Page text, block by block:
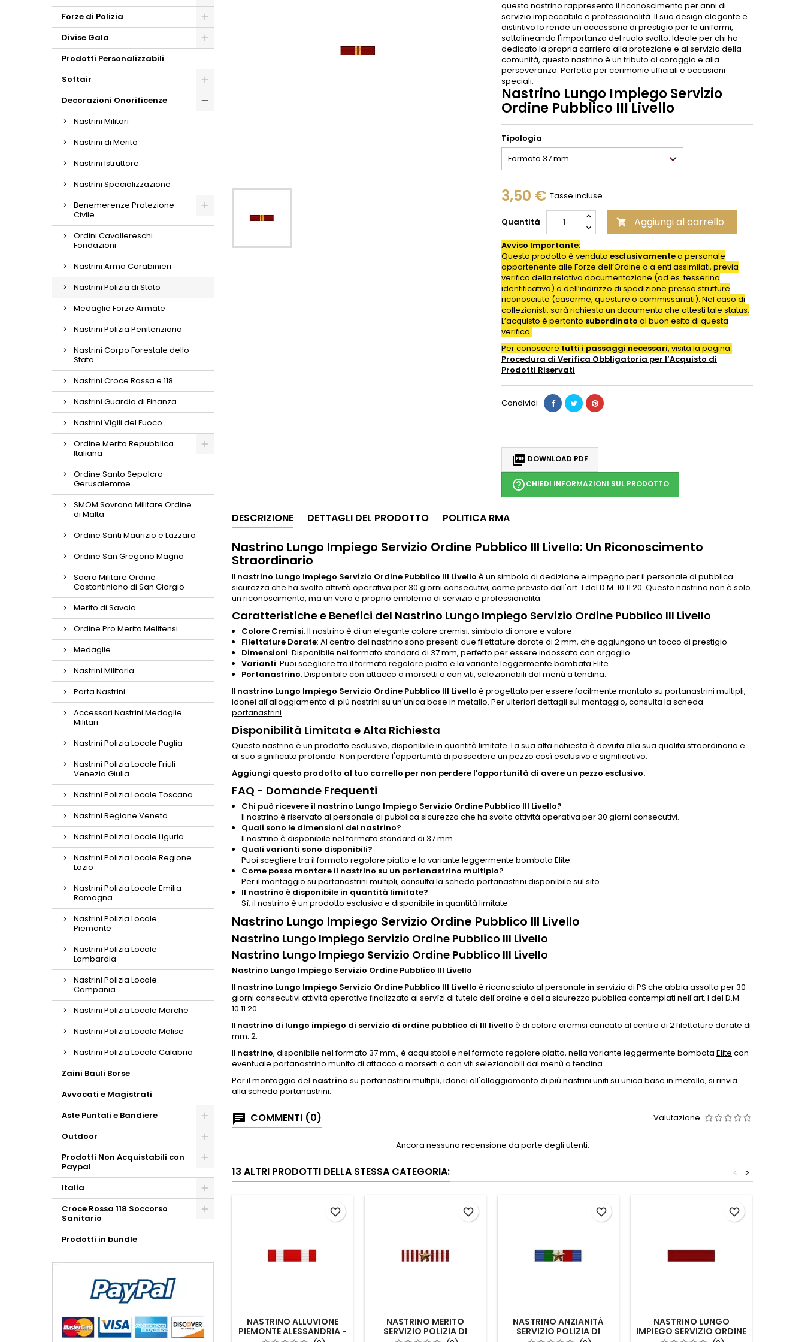
Forze di Polizia
Divise Gala
Prodotti Personalizzabili
Softair
Decorazioni Onorificenze
Nastrini Militari
Nastrini di Merito
Nastrini Istruttore
Nastrini Specializzazione
Benemerenze Protezione
Civile
Ordini Cavallereschi
Fondazioni
Nastrini Arma Carabinieri
Nastrini Polizia di Stato
Medaglie Forze Armate
Nastrini Polizia Penitenziaria
Nastrini Corpo Forestale dello
Stato
Nastrini Croce Rossa e 118
Nastrini Guardia di Finanza
Nastrini Vigili del Fuoco
Ordine Merito Repubblica
Italiana
Ordine Santo Sepolcro
Gerusalemme
SMOM Sovrano Militare Ordine
di Malta
Ordine Santi Maurizio e Lazzaro
Ordine San Gregorio Magno
Sacro Militare Ordine
Costantiniano di San Giorgio
Merito di Savoia
Ordine Pro Merito Melitensi
Medaglie
Nastrini Militaria
Porta Nastrini
Accessori Nastrini Medaglie
Militari
Nastrini Polizia Locale Puglia
Nastrini Polizia Locale Friuli
Venezia Giulia
Nastrini Polizia Locale Toscana
Nastrini Regione Veneto
Nastrini Polizia Locale Liguria
Nastrini Polizia Locale Regione
Lazio
Nastrini Polizia Locale Emilia
Romagna
Nastrini Polizia Locale
Piemonte
Nastrini Polizia Locale
Lombardia
Nastrini Polizia Locale
Campania
Nastrini Polizia Locale Marche
Nastrini Polizia Locale Molise
Nastrini Polizia Locale Calabria
Zaini Bauli Borse
Avvocati e Magistrati
Aste Puntali e Bandiere
Outdoor
Prodotti Non Acquistabili con
Paypal
Italia
Croce Rossa 118 Soccorso
Sanitario
Prodotti in bundle
questo nastrino rappresenta il riconoscimento per anni di
servizio impeccabile e professionalità. Il suo design elegante e
distintivo lo rende un accessorio di prestigio per le uniformi,
sottolineando l'importanza del ruolo svolto. Ideale per chi ha
dedicato la propria carriera alla protezione e al servizio della
comunità, questo nastrino è un tributo al coraggio e alla
perseveranza. Perfetto per cerimonie ufficiali e occasioni
speciali.
Nastrino Lungo Impiego Servizio
Ordine Pubblico III Livello
Tipologia
3,50 € Tasse incluse
Quantità  Aggiungi al carrello
Avviso Importante:
Questo prodotto è venduto esclusivamentea personale
appartenente alle Forze dell’Ordine o a enti assimilati, previa
verifica della relativa documentazione (ad es. tesserino
identificativo) o dell’indirizzo di spedizione presso strutture
riconosciute (caserme, questure o commissariati). Nel caso di
collezionisti, sarà richiesto un documento che attesti tale status.
L’acquisto è pertanto subordinato al buon esito di questa
verifica.
Per conoscere tutti i passaggi necessari, visita la pagina:
Procedura di Verifica Obbligatoria per l’Acquisto di
Prodotti Riservati
Condividi
 DOWNLOAD PDF
help_outlineCHIEDI INFORMAZIONI SUL PRODOTTO
DESCRIZIONE DETTAGLI DEL PRODOTTO POLITICA RMA
Nastrino Lungo Impiego Servizio Ordine Pubblico III Livello: Un Riconoscimento
Straordinario
Il nastrino Lungo Impiego Servizio Ordine Pubblico III Livello è un simbolo di dedizione e impegno per il personale di pubblica
sicurezza che ha svolto attività operativa per 30 giorni consecutivi, come previsto dall'art. 1 del D.M. 10.11.20. Questo nastrino non è solo
un riconoscimento, ma un vero e proprio emblema di servizio e professionalità.
Caratteristiche e Benefici del Nastrino Lungo Impiego Servizio Ordine Pubblico III Livello
Colore Cremisi: Il nastrino è di un elegante colore cremisi, simbolo di onore e valore.
Filettature Dorate: Al centro del nastrino sono presenti due filettature dorate di 2 mm, che aggiungono un tocco di prestigio.
Dimensioni: Disponibile nel formato standard di 37 mm, perfetto per essere indossato con orgoglio.
Varianti: Puoi scegliere tra il formato regolare piatto e la variante leggermente bombata Elite.
Portanastrino: Disponibile con attacco a morsetti o con viti, selezionabili dal menù a tendina.
Il nastrino Lungo Impiego Servizio Ordine Pubblico III Livello è progettato per essere facilmente montato su portanastrini multipli,
idonei all'alloggiamento di più nastrini su un'unica base in metallo. Per ulteriori dettagli sul montaggio, consulta la scheda
portanastrini.
Disponibilità Limitata e Alta Richiesta
Questo nastrino è un prodotto esclusivo, disponibile in quantità limitate. La sua alta richiesta è dovuta alla sua qualità straordinaria e
al suo significato profondo. Non perdere l'opportunità di possedere un pezzo così esclusivo e significativo.
Aggiungi questo prodotto al tuo carrello per non perdere l'opportunità di avere un pezzo esclusivo.
FAQ - Domande Frequenti
Chi può ricevere il nastrino Lungo Impiego Servizio Ordine Pubblico III Livello?
Il nastrino è riservato al personale di pubblica sicurezza che ha svolto attività operativa per 30 giorni consecutivi.
Quali sono le dimensioni del nastrino?
Il nastrino è disponibile nel formato standard di 37 mm.
Quali varianti sono disponibili?
Puoi scegliere tra il formato regolare piatto e la variante leggermente bombata Elite.
Come posso montare il nastrino su un portanastrino multiplo?
Per il montaggio su portanastrini multipli, consulta la scheda portanastrini disponibile sul sito.
Il nastrino è disponibile in quantità limitate?
Sì, il nastrino è un prodotto esclusivo e disponibile in quantità limitate.
Nastrino Lungo Impiego Servizio Ordine Pubblico III Livello
Nastrino Lungo Impiego Servizio Ordine Pubblico III Livello
Nastrino Lungo Impiego Servizio Ordine Pubblico III Livello
Nastrino Lungo Impiego Servizio Ordine Pubblico III Livello
Il nastrino Lungo Impiego Servizio Ordine Pubblico III Livello è riconosciuto al personale in servizio di PS che abbia assolto per 30
giorni consecutivi attività operativa finalizzata ai servìzi di tutela dell'ordine e della sicurezza pubblica contemplati nell'art. l del D.M.
10.11.20.
Il nastrino di lungo impiego di servizio di ordine pubblico di III livello è di colore cremisi caricato al centro di 2 filettature dorate di
mm. 2.
Il nastrino, disponibile nel formato 37 mm., è acquistabile nel formato regolare piatto, nella variante leggermente bombata Elite con
eventuale portanastrino munito di attacco a morsetti o con viti selezionabili dal menù a tendina.
Per il montaggio del nastrino su portanastrini multipli, idonei all'alloggiamento di più nastrini uniti su unica base in metallo, si rinvia
alla scheda portanastrini.
COMMENTI (0) Valutazione
Ancora nessuna recensione da parte degli utenti.
13 ALTRI PRODOTTI DELLA STESSA CATEGORIA: >
<
NASTRINO ALLUVIONE
PIEMONTE ALESSANDRIA -
favorite_border
NASTRINO MERITO
SERVIZIO POLIZIA DI
favorite_border
NASTRINO ANZIANITÀ
SERVIZIO POLIZIA DI
favorite_border
NASTRINO LUNGO
IMPIEGO SERVIZIO ORDINE
favorite_border